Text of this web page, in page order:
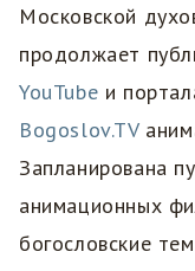
Московской
продолжает
YouTube и
Bogoslov.TV
Запланирована
анимационных
богословские